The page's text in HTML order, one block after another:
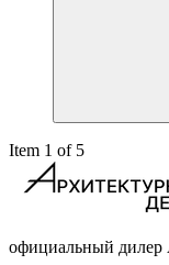
Item 1 of 5
официальный дилер